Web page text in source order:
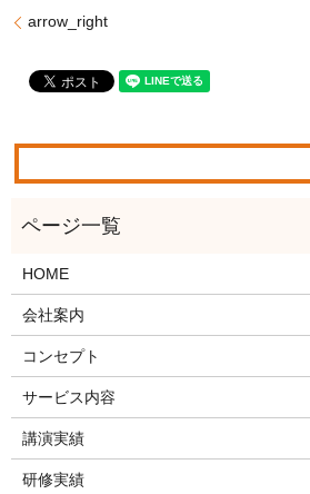
arrow_right
HOME
会社案内
コンセプト
サービス内容
講演実績
研修実績